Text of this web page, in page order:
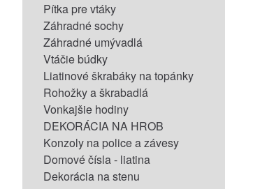
Pítka pre vtáky
Záhradné sochy
Záhradné umývadlá
Vtáčie búdky
Liatinové škrabáky na topánky
Rohožky a škrabadlá
Vonkajšie hodiny
DEKORÁCIA NA HROB
Konzoly na police a závesy
Domové čísla - liatina
Dekorácia na stenu